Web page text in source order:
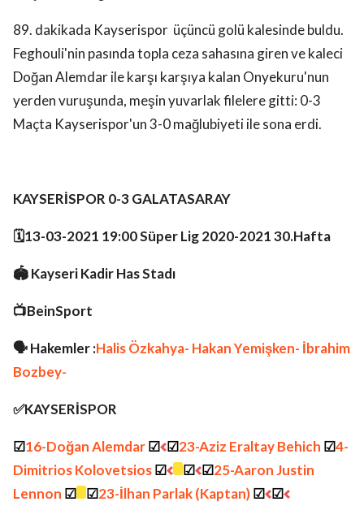
89. dakikada Kayserispor üçüncü golü kalesinde buldu.
Feghouli'nin pasında topla ceza sahasına giren ve kaleci
Doğan Alemdar ile karşı karşıya kalan Onyekuru'nun
yerden vuruşunda, meşin yuvarlak filelere gitti: 0-3
Maçta Kayserispor'un 3-0 mağlubiyeti ile sona erdi.
KAYSERİSPOR 0-3 GALATASARAY
🗓️13-03-2021 19:00 Süper Lig 2020-2021 30.Hafta
🏟️ Kayseri Kadir Has Stadı
📺BeinSport
🗣 Hakemler :Halis Özkahya- Hakan Yemişken- İbrahim
Bozbey-
✅️KAYSERİSPOR
☑16-Doğan Alemdar☑ ☑23-Aziz Eraltay Behich ☑4-
Dimitrios Kolovetsios☑ ☑ ☑25-Aaron Justin
Lennon ☑ ☑23-İlhan Parlak (Kaptan)☑ ☑